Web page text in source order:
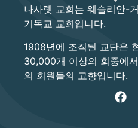
나사렛 교회는 웨슬리안-
기독교 교회입니다.
1908년에 조직된 교단은
30,000개 이상의 회중에
의 회원들의 고향입니다.